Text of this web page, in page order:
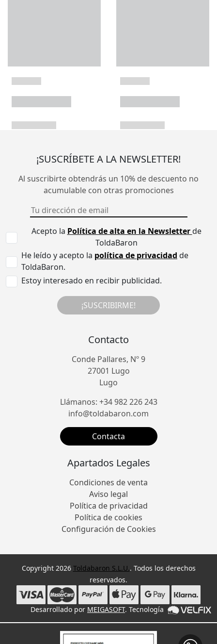
¡SUSCRÍBETE A LA NEWSLETTER!
Al suscribirte obtendrás un 10% de descuento no
acumulable con otras promociones
Acepto la Política de alta en la Newsletterde
ToldaBaron
He leído y acepto la política de privacidad de
ToldaBaron.
Estoy interesado en recibir publicidad.
¡SUSCRIBIRME!
Contacto
Conde Pallares, Nº 9
27001 Lugo
Lugo
Llámanos: +34 982 226 243
info@toldabaron.com
Contacta
Apartados Legales
Condiciones de venta
Aviso legal
Política de privacidad
Política de cookies
Configuración de Cookies
Copyright 2026 Toldabaron S.L.U.. Todos los derechos
reservados.
Desarrollado por MEIGASOFT. Tecnología